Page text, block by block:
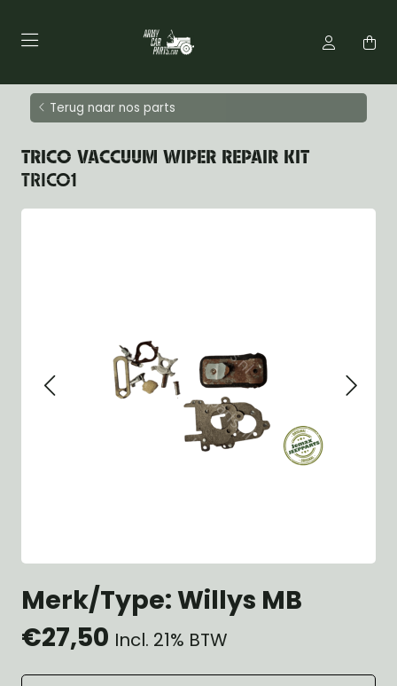
Terug naar nos parts
TRICO VACCUUM WIPER REPAIR KIT
TRICO1
Merk/Type: Willys MB
€27,50 Incl. 21% BTW